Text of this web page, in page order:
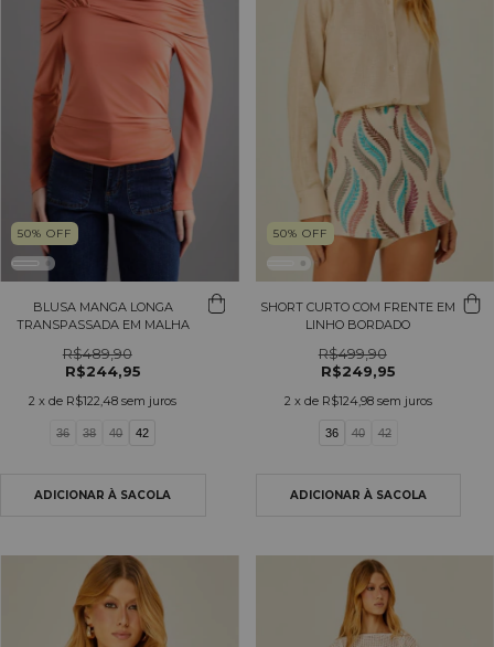
50% OFF
BLUSA MANGA LONGA
TRANSPASSADA EM MALHA
R$489,90
R$244,95
2 x de R$122,48 sem juros
36 38 40 42
50% OFF
SHORT CURTO COM FRENTE EM
LINHO BORDADO
R$499,90
R$249,95
2 x de R$124,98 sem juros
36 40 42